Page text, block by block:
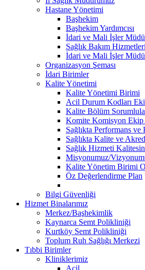
Hastane Yönetimi
Başhekim
Başhekim Yardımcısı
İdari ve Mali İşler
Sağlık Bakım
İdari ve Mali İşler Müdür
Organizasyon Şeması
İdari Birimler
Kalite Yönetimi
Kalite Yönetimi Birimi
Acil Durum Kodları
Kalite Bölüm
Komite Komisyon Ekip
Sağlıkta Performans
Sağlıkta Kalite ve
Sağlık Hizmeti
Misyonumuz/
Kalite Yönetim Birimi
Öz Değerlendirme Plan
Bilgi Güvenliği
Hizmet Binalarımız
Merkez/Başhekimlik
Kaynarca Semt Polikliniği
Kurtköy Semt Polikliniği
Toplum Ruh Sağlığı Merkezi
Tıbbi Birimler
Kliniklerimiz
Acil